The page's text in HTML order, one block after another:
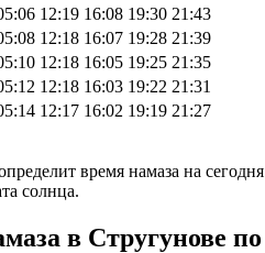
12:19 16:08 19:30 21:43
12:18 16:07 19:28 21:39
12:18 16:05 19:25 21:35
12:18 16:03 19:22 21:31
12:17 16:02 19:19 21:27
время намаза на
солнца.
в Стругунове